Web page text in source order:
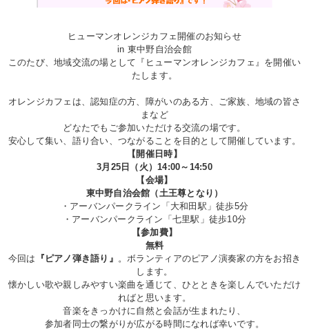
ヒューマンオレンジカフェ開催のお知らせ
in 東中野自治会館
このたび、地域交流の場として『ヒューマンオレンジカフェ』を開催い
たします。
オレンジカフェは、認知症の方、障がいのある方、ご家族、地域の皆さ
まなど
どなたでもご参加いただける交流の場です。
安心して集い、語り合い、つながることを目的として開催しています。
【開催日時】
3月25日（火）14:00～14:50
【会場】
東中野自治会館（土王尊となり）
・アーバンパークライン「大和田駅」徒歩5分
・アーバンパークライン「七里駅」徒歩10分
【参加費】
無料
今回は
『ピアノ弾き語り』 。ボランティアのピアノ演奏家の方をお招き
します。
懐かしい歌や親しみやすい楽曲を通じて、ひとときを楽しんでいただけ
ればと思います。
音楽をきっかけに自然と会話が生まれたり、
参加者同士の繋がりが広がる時間になれば幸いです。